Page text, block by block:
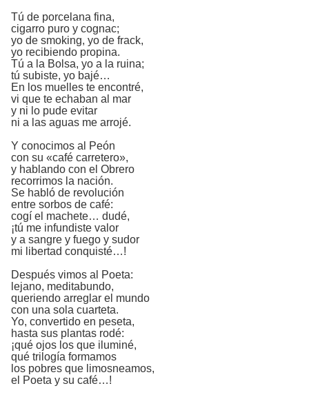
Tú de porcelana fina,
cigarro puro y cognac;
yo de smoking, yo de frack,
yo recibiendo propina.
Tú a la Bolsa, yo a la ruina;
tú subiste, yo bajé…
En los muelles te encontré,
vi que te echaban al mar
y ni lo pude evitar
ni a las aguas me arrojé.
Y conocimos al Peón
con su «café carretero»,
y hablando con el Obrero
recorrimos la nación.
Se habló de revolución
entre sorbos de café:
cogí el machete… dudé,
¡tú me infundiste valor
y a sangre y fuego y sudor
mi libertad conquisté…!
Después vimos al Poeta:
lejano, meditabundo,
queriendo arreglar el mundo
con una sola cuarteta.
Yo, convertido en peseta,
hasta sus plantas rodé:
¡qué ojos los que iluminé,
qué trilogía formamos
los pobres que limosneamos,
el Poeta y su café…!